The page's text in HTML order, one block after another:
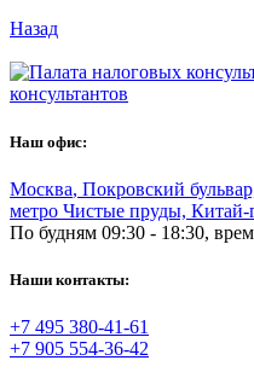
Назад
консультантов
Наш офис:
Москва, Покровский
метро Чистые пруды, Китай-
По будням 09:30 - 18:30,
Наши контакты:
+7 495 380-41-61
+7 905 554-36-42